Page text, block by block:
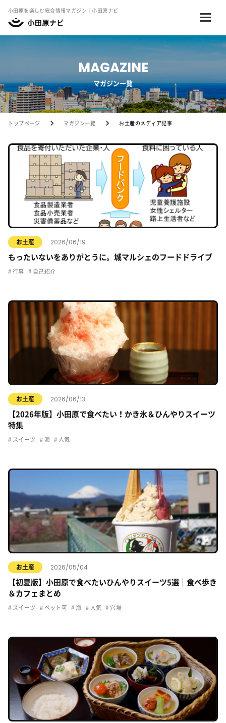
小田原を楽しむ総合情報マガジン｜小田原ナビ
MAGAZINE
マガジン一覧
トップページ マガジン一覧 お土産のメディア記事
お土産 2026/06/19
もったいないをありがとうに。城マルシェのフードドライブ
行事 自己紹介
お土産 2026/06/13
【2026年版】小田原で食べたい！かき氷＆ひんやりスイーツ
特集
スイーツ 海 人気
お土産 2026/05/04
【初夏版】小田原で食べたいひんやりスイーツ5選｜食べ歩き
＆カフェまとめ
スイーツ ペット可 海 人気 穴場